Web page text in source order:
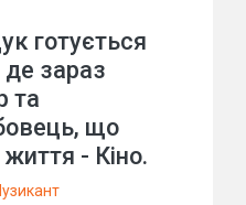
готується
зараз
та
що
- Кіно.